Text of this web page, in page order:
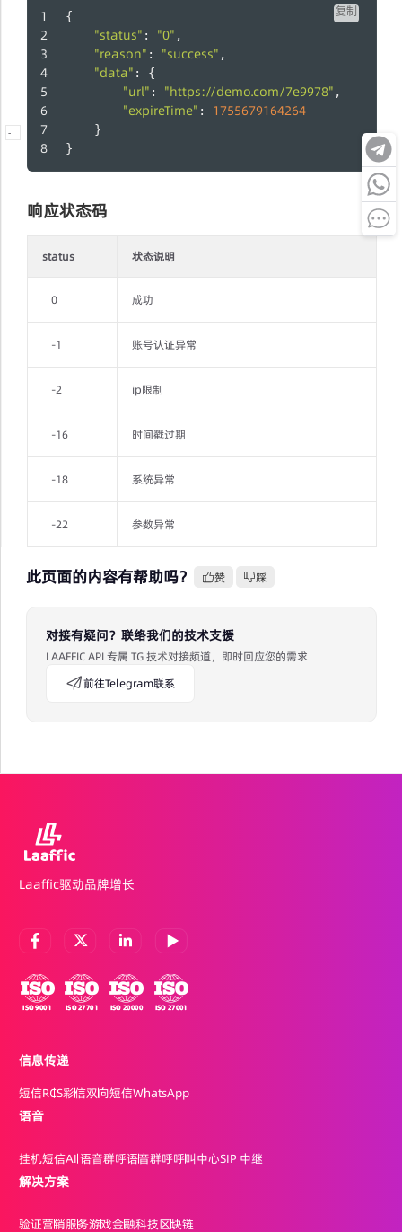
-
复制
{
"status" : "0" ,
"reason" : "success" ,
"data" : {
"url" : "https://demo.com/7e9978" ,
"expireTime" : 1755679164264
    }
}
响应状态码
status 状态说明
0 成功
-1 账号认证异常
-2 ip限制
-16 时间戳过期
-18 系统异常
-22 参数异常
此页面的内容有帮助吗？ 赞 踩
对接有疑问？联络我们的技术支援
LAAFFIC API 专属 TG 技术对接频道，即时回应您的需求
前往Telegram联系
Laaffic驱动品牌增长
信息传递
短信RCS彩信双向短信WhatsApp
语音
挂机短信AI 语音群呼语音群呼呼叫中心SIP 中继
解决方案
验证营销服务游戏金融科技区块链